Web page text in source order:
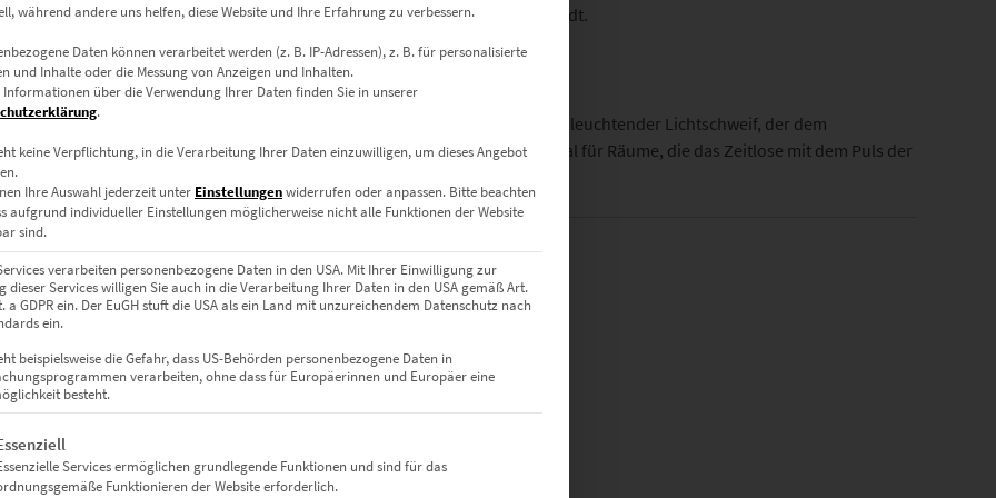
durchzogen von einem roten Lichtschweif, der das Motiv mit Energie auflädt.
Tempo
die Schwarzweißaufnahme majestätisch und ruhig. Im Vordergrund: ein leuchtender Lichtschweif, der dem
verleiht. Eine Begegnung von Kontinuität und Geschwindigkeit – ideal für Räume, die das Zeitlose mit dem Puls der
Innenräume:
und Bildungszentren
während andere uns helfen, diese Website und Ihre Erfahrung zu verbessern.
Daten können verarbeitet werden (z. B. IP-Adressen), z. B. für personalisierte
und Inhalte oder die Messung von Anzeigen und Inhalten.
Informationen über die Verwendung Ihrer Daten finden Sie in unserer
.
keine Verpflichtung, in die Verarbeitung Ihrer Daten einzuwilligen, um dieses Angebot
Ihre Auswahl jederzeit unter Einstellungenwiderrufen oder anpassen. Bitte beachten
aufgrund individueller Einstellungen möglicherweise nicht alle Funktionen der Website
sind.
verarbeiten personenbezogene Daten in den USA. Mit Ihrer Einwilligung zur
dieser Services willigen Sie auch in die Verarbeitung Ihrer Daten in den USA gemäß Art.
a GDPR ein. Der EuGH stuft die USA als ein Land mit unzureichendem Datenschutz nach
ein.
beispielsweise die Gefahr, dass US-Behörden personenbezogene Daten in
verarbeiten, ohne dass für Europäerinnen und Europäer eine
besteht.
eine Liste der Service-Gruppen, für die eine Einwilligung erteilt werden kann. Die erste Service-Gruppe ist essenziell und kann nicht
Services ermöglichen grundlegende Funktionen und sind für das
Funktionieren der Website erforderlich.